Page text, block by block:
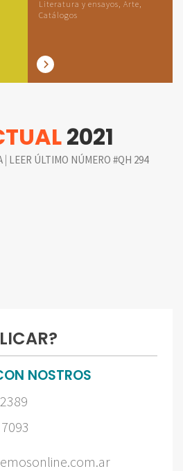
Literatura y ensayos, Arte,
Catálogos
2021
| LEER ÚLTIMO NÚMERO #QH 294
NOSTROS